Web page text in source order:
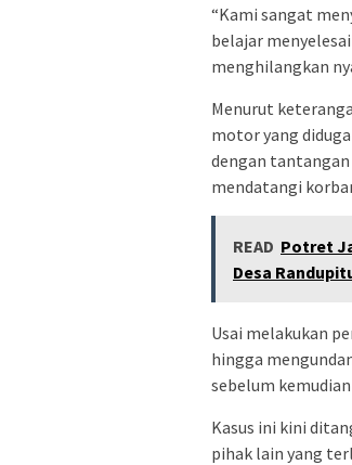
“Kami sangat
belajar
menghilangkan
Menurut
motor yang
dengan
mendatangi
READ Potret
Desa
Usai melakukan
hingga
sebelum
Kasus ini kini
pihak lain yang